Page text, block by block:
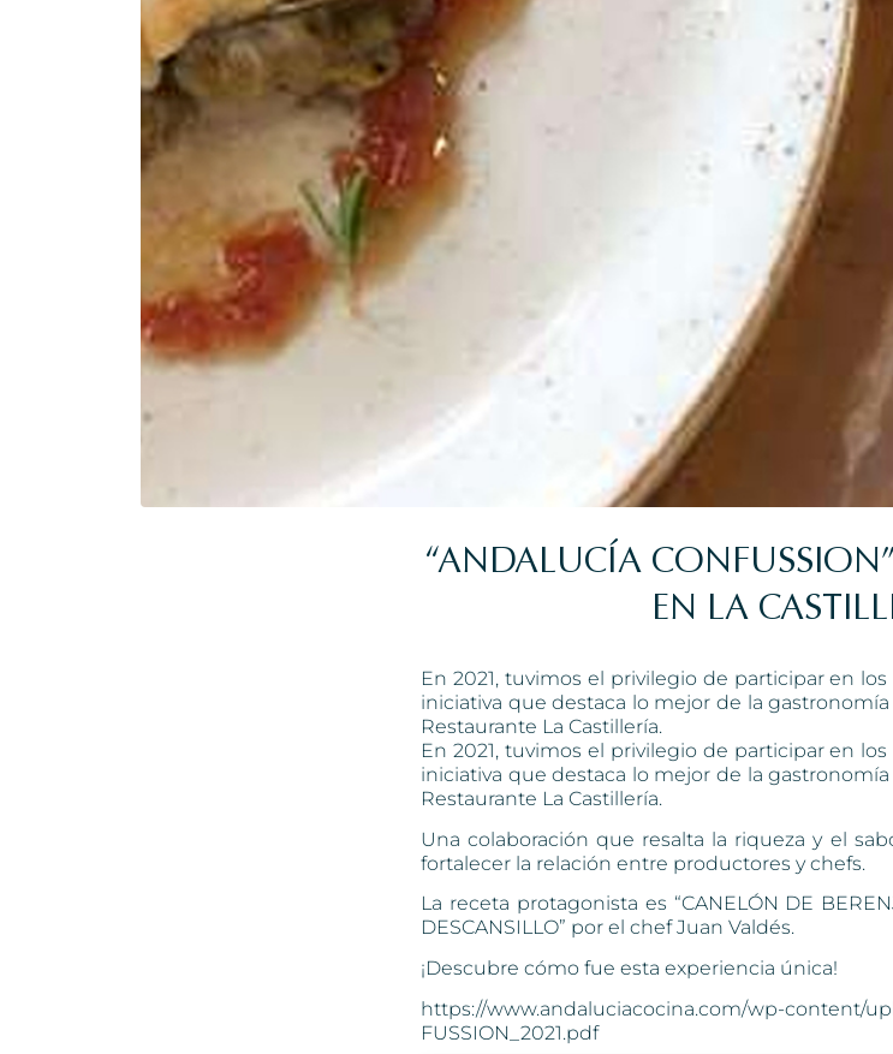
“ANDALUCÍA
EN LA
En 2021, tuvimos el privilegio de participar en
iniciativa que destaca lo mejor de la
Restaurante La Castillería.
En 2021, tuvimos el privilegio de participar en
iniciativa que destaca lo mejor de la
Restaurante La Castillería.
Una colaboración que resalta la riqueza y el
fortalecer la relación entre productores y chefs.
La receta protagonista es “CANELÓN DE
DESCANSILLO” por el chef Juan Valdés.
¡Descubre cómo fue esta experiencia única!
https://www.andaluciacocina.com/wp-content/
FUSSION_2021.pdf